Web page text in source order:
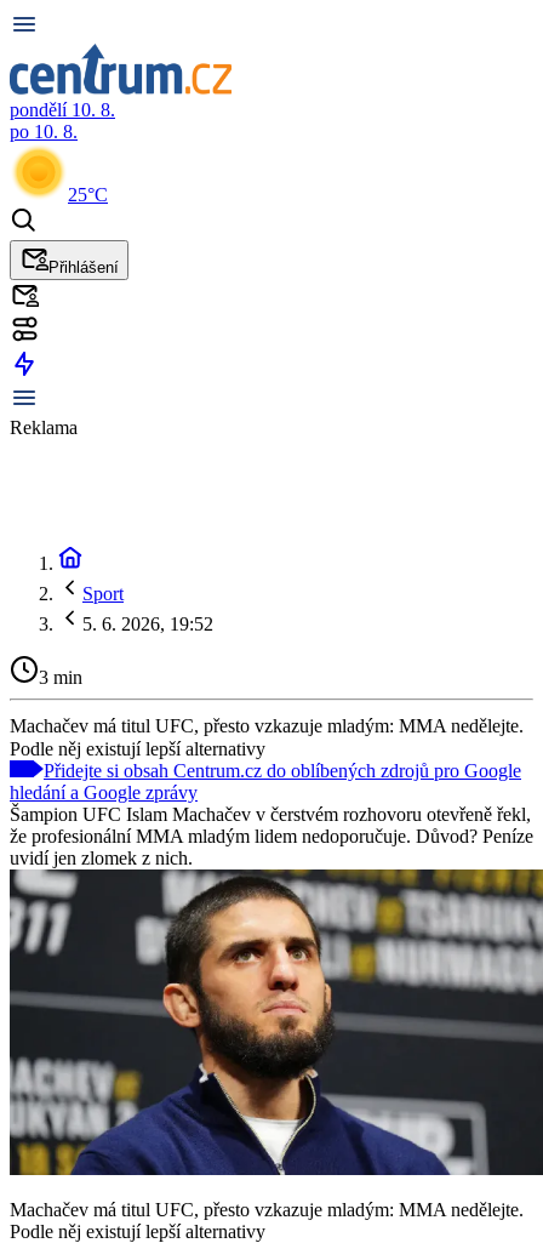
pondělí 10. 8.
po 10. 8.
25°C
Přihlášení
Reklama
Sport
5. 6. 2026, 19:52
3 min
Machačev má titul UFC, přesto vzkazuje mladým: MMA nedělejte.
Podle něj existují lepší alternativy
Přidejte si obsah Centrum.cz do oblíbených zdrojů pro Google
hledání a Google zprávy
Šampion UFC Islam Machačev v čerstvém rozhovoru otevřeně řekl,
že profesionální MMA mladým lidem nedoporučuje. Důvod? Peníze
uvidí jen zlomek z nich.
Machačev má titul UFC, přesto vzkazuje mladým: MMA nedělejte.
Podle něj existují lepší alternativy